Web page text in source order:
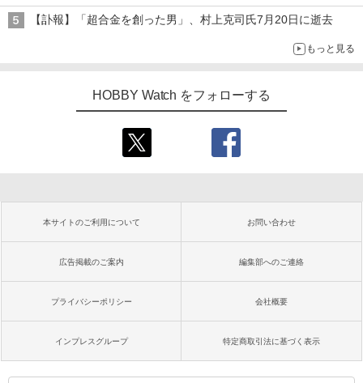
変形機構まで再現し最新フォーマットでキット化！
【訃報】「超合金を創った男」、村上克司氏7月20日に逝去
もっと見る
HOBBY Watch をフォローする
本サイトのご利用について お問い合わせ
広告掲載のご案内 編集部へのご連絡
プライバシーポリシー 会社概要
インプレスグループ 特定商取引法に基づく表示